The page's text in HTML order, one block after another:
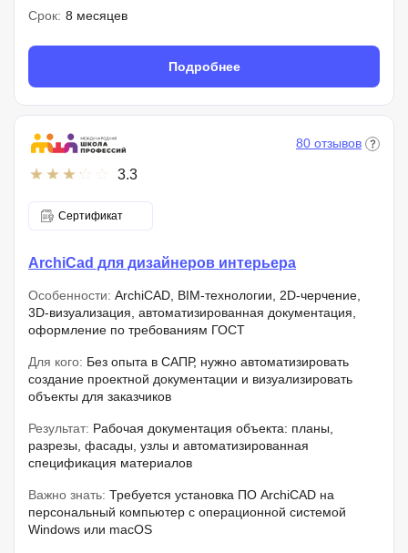
Срок: 8 месяцев
Подробнее
3.3
80 отзывов
Сертификат
ArchiCad для дизайнеров интерьера
Особенности: ArchiCAD, BIM-технологии, 2D-черчение,
3D-визуализация, автоматизированная документация,
оформление по требованиям ГОСТ
Для кого: Без опыта в САПР, нужно автоматизировать
создание проектной документации и визуализировать
объекты для заказчиков
Результат: Рабочая документация объекта: планы,
разрезы, фасады, узлы и автоматизированная
спецификация материалов
Важно знать: Требуется установка ПО ArchiCAD на
персональный компьютер с операционной системой
Windows или macOS